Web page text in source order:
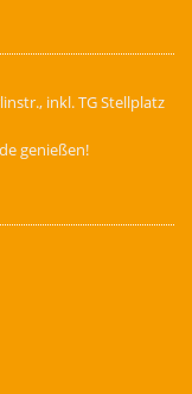
inkl. TG Stellplatz
genießen!